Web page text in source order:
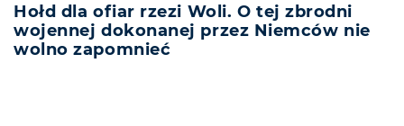
Hołd dla ofiar rzezi Woli. O tej zbrodni
wojennej dokonanej przez Niemców nie
wolno zapomnieć